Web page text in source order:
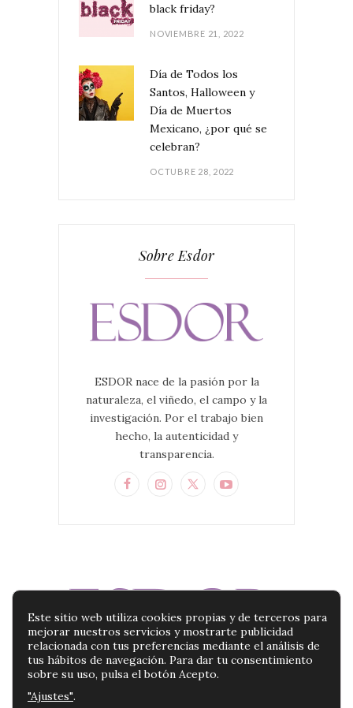
black friday?
NOVIEMBRE 21, 2022
Día de Todos los
Santos, Halloween y
Día de Muertos
Mexicano, ¿por qué se
celebran?
OCTUBRE 28, 2022
Sobre Esdor
ESDOR nace de la pasión por la
naturaleza, el viñedo, el campo y la
investigación. Por el trabajo bien
hecho, la autenticidad y
transparencia.
BLOG ESDOR | TU BLOG DE PRODUCTOS DE
Este sitio web utiliza cookies propias y de terceros para
mejorar nuestros servicios y mostrarte publicidad
relacionada con tus preferencias mediante el análisis de
tus hábitos de navegación. Para dar tu consentimiento
sobre su uso, pulsa el botón Acepto.
"Ajustes".